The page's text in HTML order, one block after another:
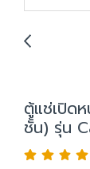
ตู้แช่เปิด
ชั้น) รุ่น